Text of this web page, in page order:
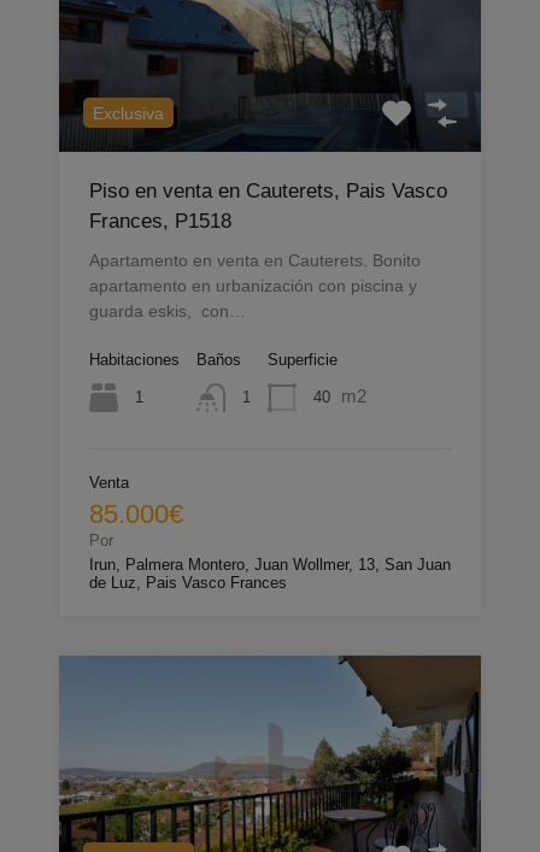
Exclusiva
Piso en venta en Cauterets, Pais Vasco
Frances, P1518
Apartamento en venta en Cauterets. Bonito
apartamento en urbanización con piscina y
guarda eskis, con…
Habitaciones
1
Baños
1
Superficie
40 m2
Venta
85.000€
Por
Irun, Palmera Montero, Juan Wollmer, 13, San Juan
de Luz, Pais Vasco Frances